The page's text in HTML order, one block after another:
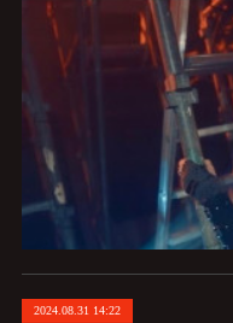
2024.08.31 14:22